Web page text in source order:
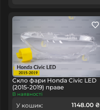
Скло фари Honda Civic LED
(2015-2019) праве
В наявності
У кошик: 1148.00 ₴